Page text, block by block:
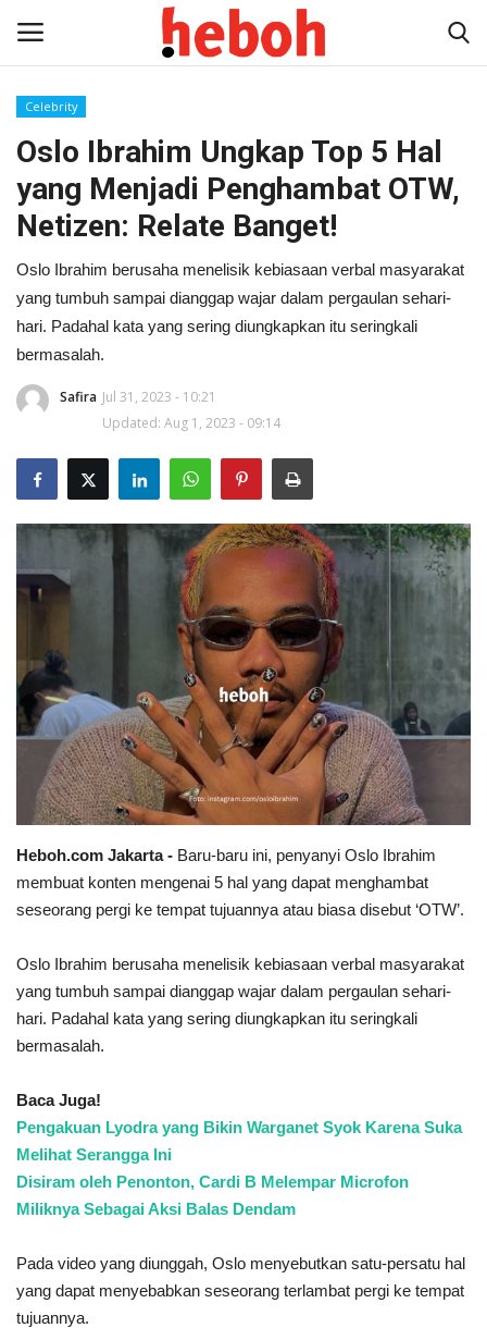
Home
Entertainment
Lifestyle
Video
Celebrity
Oslo Ibrahim Ungkap Top 5 Hal
yang Menjadi Penghambat OTW,
Netizen: Relate Banget!
Oslo Ibrahim berusaha menelisik kebiasaan verbal masyarakat
yang tumbuh sampai dianggap wajar dalam pergaulan sehari-
hari. Padahal kata yang sering diungkapkan itu seringkali
bermasalah.
Safira Jul 31, 2023 - 10:21
Updated: Aug 1, 2023 - 09:14
Heboh.com Jakarta - Baru-baru ini, penyanyi Oslo Ibrahim
membuat konten mengenai 5 hal yang dapat menghambat
seseorang pergi ke tempat tujuannya atau biasa disebut ‘OTW’.
Oslo Ibrahim berusaha menelisik kebiasaan verbal masyarakat
yang tumbuh sampai dianggap wajar dalam pergaulan sehari-
hari. Padahal kata yang sering diungkapkan itu seringkali
bermasalah.
Baca Juga!
Pengakuan Lyodra yang Bikin Warganet Syok Karena Suka
Melihat Serangga Ini
Disiram oleh Penonton, Cardi B Melempar Microfon
Miliknya Sebagai Aksi Balas Dendam
Pada video yang diunggah, Oslo menyebutkan satu-persatu hal
yang dapat menyebabkan seseorang terlambat pergi ke tempat
tujuannya.